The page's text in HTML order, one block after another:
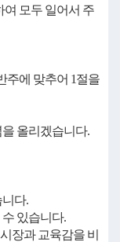
여 모두 일어서 주
주에 맞추어 1절을
올리겠습니다.
다.
있습니다.
장과 교육감을 비